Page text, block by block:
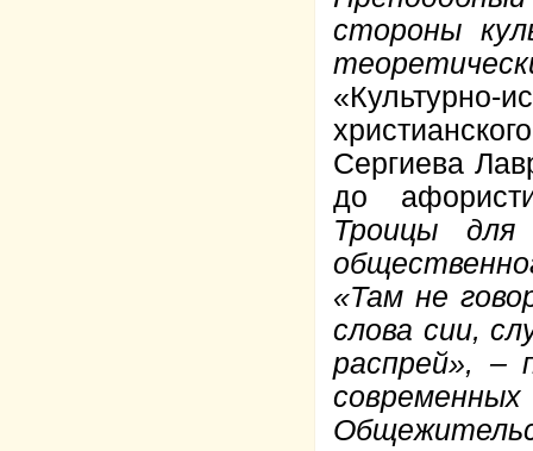
стороны
Сергиева
до
Троицы для
«Там не
слова сии,
распрей», –